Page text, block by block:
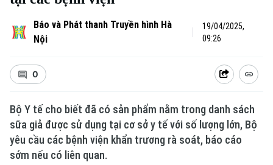
Báo và Phát thanh Truyền hình Hà
Nội
19/04/2025,
09:26
0
Bộ Y tế cho biết đã có sản phẩm nằm trong danh sách
sữa giả được sử dụng tại cơ sở y tế với số lượng lớn, Bộ
yêu cầu các bệnh viện khẩn trương rà soát, báo cáo
sớm nếu có liên quan.